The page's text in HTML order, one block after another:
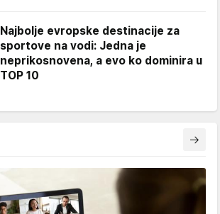
Najbolje evropske destinacije za
sportove na vodi: Jedna je
neprikosnovena, a evo ko dominira u
TOP 10